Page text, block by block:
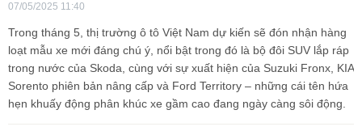
07/05/2025 11:40
Trong tháng 5, thị trường ô tô Việt Nam dự kiến sẽ đón nhận hàng
loạt mẫu xe mới đáng chú ý, nổi bật trong đó là bộ đôi SUV lắp ráp
trong nước của Skoda, cùng với sự xuất hiện của Suzuki Fronx, KIA
Sorento phiên bản nâng cấp và Ford Territory – những cái tên hứa
hẹn khuấy động phân khúc xe gầm cao đang ngày càng sôi động.